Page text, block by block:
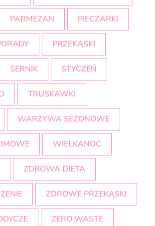
PARMEZAN PIECZARKI
PRZEKĄSKI
SERNIK STYCZEŃ
TRUSKAWKI
WARZYWA SEZONOWE
WIELKANOC
ZDROWA DIETA
ZDROWE PRZEKĄSKI
ZERO WASTE